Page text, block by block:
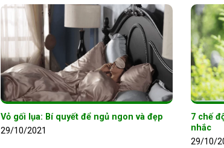
Vỏ gối lụa: Bí quyết để ngủ ngon và đẹp
29/10/2021
7 chế
nhắc
29/10/